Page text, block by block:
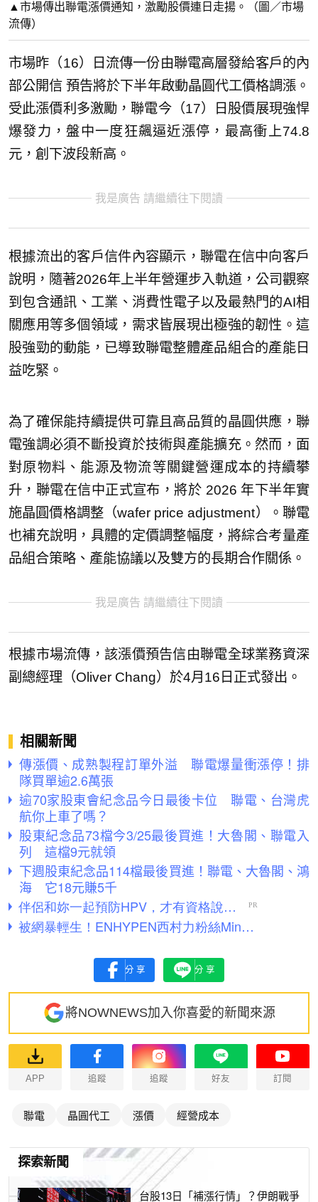
▲市場傳出聯電漲價通知，激勵股價連日走揚。（圖／市場
流傳）
市場昨（16）日流傳一份由聯電高層發給客戶的內
部公開信 預告將於下半年啟動晶圓代工價格調漲。
受此漲價利多激勵，聯電今（17）日股價展現強悍
爆發力，盤中一度狂飆逼近漲停，最高衝上74.8
元，創下波段新高。
我是廣告 請繼續往下閱讀
根據流出的客戶信件內容顯示，聯電在信中向客戶
說明，隨著2026年上半年營運步入軌道，公司觀察
到包含通訊、工業、消費性電子以及最熱門的AI相
關應用等多個領域，需求皆展現出極強的韌性。這
股強勁的動能，已導致聯電整體產品組合的產能日
益吃緊。
為了確保能持續提供可靠且高品質的晶圓供應，聯
電強調必須不斷投資於技術與產能擴充。然而，面
對原物料、能源及物流等關鍵營運成本的持續攀
升，聯電在信中正式宣布，將於 2026 年下半年實
施晶圓價格調整（wafer price adjustment）。聯電
也補充說明，具體的定價調整幅度，將綜合考量產
品組合策略、產能協議以及雙方的長期合作關係。
我是廣告 請繼續往下閱讀
根據市場流傳，該漲價預告信由聯電全球業務資深
副總經理（Oliver Chang）於4月16日正式發出。
相關新聞
傳漲價、成熟製程訂單外溢 聯電爆量衝漲停！排
隊買單逾2.6萬張
逾70家股東會紀念品今日最後卡位 聯電、台灣虎
航你上車了嗎？
股東紀念品73檔今3/25最後買進！大魯閣、聯電入
列 這檔9元就領
下週股東紀念品114檔最後買進！聯電、大魯閣、鴻
海 它18元賺5千
分享 分享
將NOWNEWS加入你喜愛的新聞來源
APP 追蹤 追蹤 好友 訂閱
聯電 晶圓代工 漲價 經營成本
探索新聞
台股13日「補漲行情」？伊朗戰爭